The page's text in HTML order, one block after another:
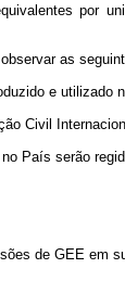
por
as
e
Civil
País serão
de GEE em